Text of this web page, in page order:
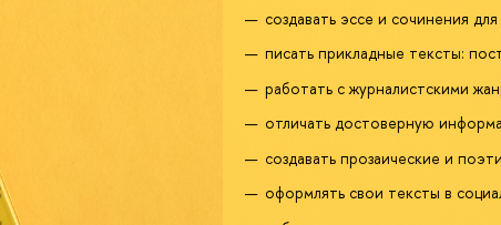
создавать эссе и сочинения
писать прикладные тексты:
работать с журналистскими
отличать достоверную
создавать прозаические и
оформлять свои тексты в